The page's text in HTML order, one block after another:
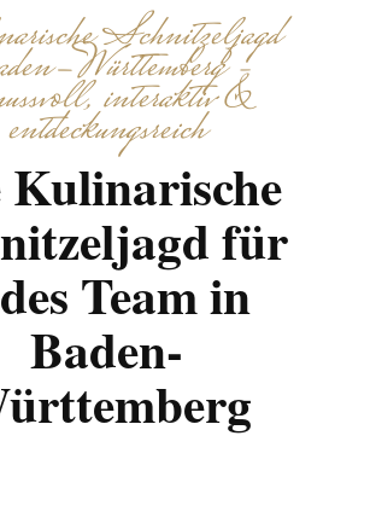
Schnitzeljagd
Württemberg –
interaktiv &
entdeckungsreich
Kulinarische
für
Team in
Baden-